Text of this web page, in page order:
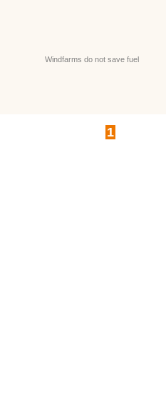
Windfarms do not save fuel
1